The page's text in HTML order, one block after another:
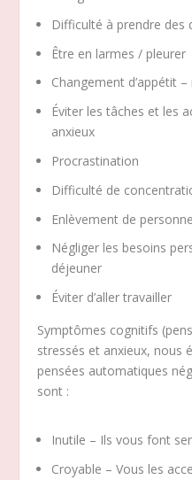
Difficulté à prendre des
Être en larmes / pleurer
Changement d’appétit
Éviter les tâches et les
anxieux
Procrastination
Difficulté de
Enlèvement de
Négliger les besoins
déjeuner
Éviter d’aller travailler
Symptômes cognitifs
stressés et anxieux, nous
pensées automatiques
sont :
Inutile – Ils vous font
Croyable – Vous les